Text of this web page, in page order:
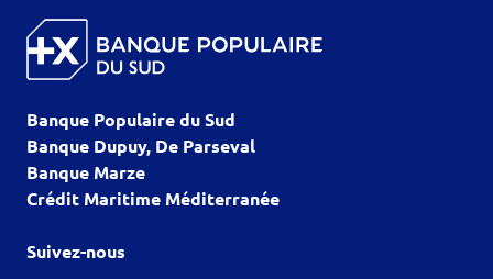
Banque Populaire du Sud
Banque Dupuy, De Parseval
Banque Marze
Crédit Maritime Méditerranée
Suivez-nous